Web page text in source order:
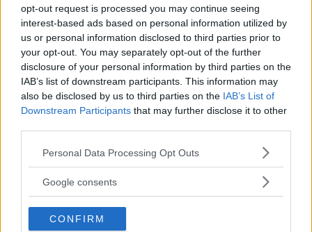
opt-out request is processed you may continue seeing
interest-based ads based on personal information utilized by
us or personal information disclosed to third parties prior to
your opt-out. You may separately opt-out of the further
disclosure of your personal information by third parties on the
IAB’s list of downstream participants. This information may
also be disclosed by us to third parties on the IAB’s List of
Downstream Participants that may further disclose it to other
Please note that this website/app uses one or more Google
not limited to your visit or usage behaviour. You may click to
use your data for below specified purposes in below Google
consent section.
Personal Data Processing Opt Outs
Google consents
CONFIRM